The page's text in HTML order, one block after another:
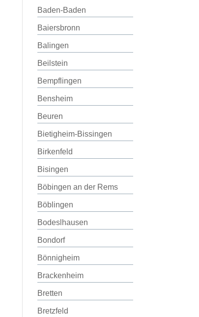
Baden-Baden
Baiersbronn
Balingen
Beilstein
Bempflingen
Bensheim
Beuren
Bietigheim-Bissingen
Birkenfeld
Bisingen
Böbingen an der Rems
Böblingen
Bodeslhausen
Bondorf
Bönnigheim
Brackenheim
Bretten
Bretzfeld